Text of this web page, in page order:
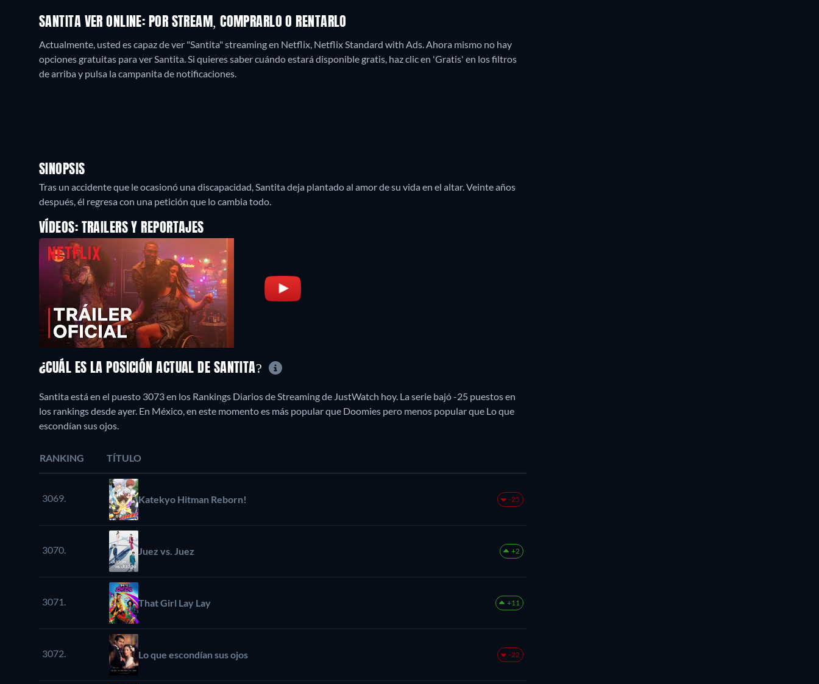
SANTITA VER ONLINE: POR STREAM, COMPRARLO O RENTARLO
Actualmente, usted es capaz de ver "Santita" streaming en Netflix, Netflix Standard with Ads. Ahora mismo no hay
opciones gratuitas para ver Santita. Si quieres saber cuándo estará disponible gratis, haz clic en 'Gratis' en los filtros
de arriba y pulsa la campanita de notificaciones.
SINOPSIS
Tras un accidente que le ocasionó una discapacidad, Santita deja plantado al amor de su vida en el altar. Veinte años
después, él regresa con una petición que lo cambia todo.
VÍDEOS: TRAILERS Y REPORTAJES
¿CUÁL ES LA POSICIÓN ACTUAL DE SANTITA?
Santita está en el puesto 3073 en los Rankings Diarios de Streaming de JustWatch hoy. La serie bajó -25 puestos en
los rankings desde ayer. En México, en este momento es más popular que Doomies pero menos popular que Lo que
escondían sus ojos.
RANKING TÍTULO
3069. Katekyo Hitman Reborn! -25
3070. Juez vs. Juez +2
3071. That Girl Lay Lay +11
3072. Lo que escondían sus ojos -22